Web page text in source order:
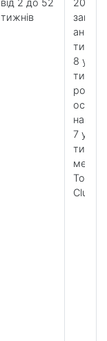
від 2 до 52
тижнів
20
8
7
Tools і
Clubs